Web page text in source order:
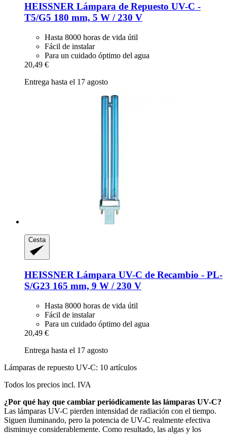
HEISSNER Lámpara de Repuesto UV-​C -​
T5/G5 180 mm, 5 W / 230 V
Hasta 8000 horas de vida útil
Fácil de instalar
Para un cuidado óptimo del agua
20,49 €
Entrega hasta el 17 agosto
Cesta
HEISSNER Lámpara UV-​C de Recambio -​ PL-​
S/G23 165 mm, 9 W / 230 V
Hasta 8000 horas de vida útil
Fácil de instalar
Para un cuidado óptimo del agua
20,49 €
Entrega hasta el 17 agosto
Lámparas de repuesto UV-C: 10 artículos
Todos los precios incl. IVA
¿Por qué hay que cambiar periódicamente las lámparas UV-C?
Las lámparas UV-C pierden intensidad de radiación con el tiempo.
Siguen iluminando, pero la potencia de UV-C realmente efectiva
disminuye considerablemente. Como resultado, las algas y los